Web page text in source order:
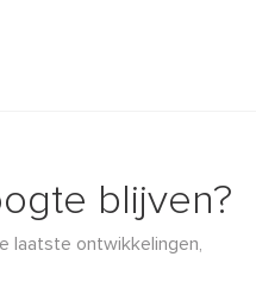
blijven?
laatste ontwikkelingen,